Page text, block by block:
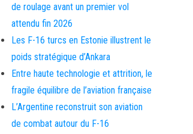
de roulage avant un premier vol
attendu fin 2026
Les F-16 turcs en Estonie illustrent le
poids stratégique d’Ankara
Entre haute technologie et attrition, le
fragile équilibre de l’aviation française
L’Argentine reconstruit son aviation
de combat autour du F-16